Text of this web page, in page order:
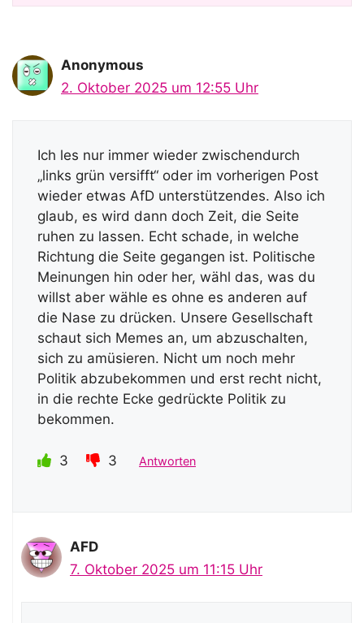
Anonymous
2. Oktober 2025 um 12:55 Uhr
Ich les nur immer wieder zwischendurch
„links grün versifft“ oder im vorherigen Post
wieder etwas AfD unterstützendes. Also ich
glaub, es wird dann doch Zeit, die Seite
ruhen zu lassen. Echt schade, in welche
Richtung die Seite gegangen ist. Politische
Meinungen hin oder her, wähl das, was du
willst aber wähle es ohne es anderen auf
die Nase zu drücken. Unsere Gesellschaft
schaut sich Memes an, um abzuschalten,
sich zu amüsieren. Nicht um noch mehr
Politik abzubekommen und erst recht nicht,
in die rechte Ecke gedrückte Politik zu
bekommen.
3 3 Antworten
AFD
7. Oktober 2025 um 11:15 Uhr